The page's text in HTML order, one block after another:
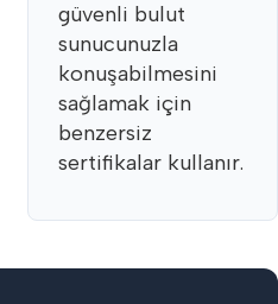
güvenli bulut
sunucunuzla
konuşabilmesini
sağlamak için
benzersiz
sertifikalar kullanır.